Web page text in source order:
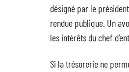
désigné par le
rendue publique. Un
les intérêts du chef
Si la trésorerie ne